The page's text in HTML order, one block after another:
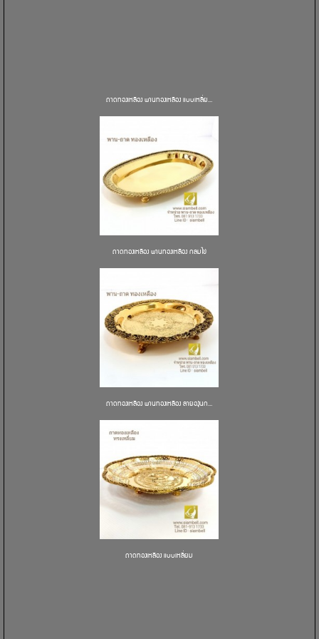
ถาดทองเหลือง พานทองเหลือง แบบเหลี่ย...
ถาดทองเหลือง พานทองเหลือง กลมไข่
ถาดทองเหลือง พานทองเหลือง ลายองุ่นก...
ถาดทองเหลือง แบบเหลี่ยม